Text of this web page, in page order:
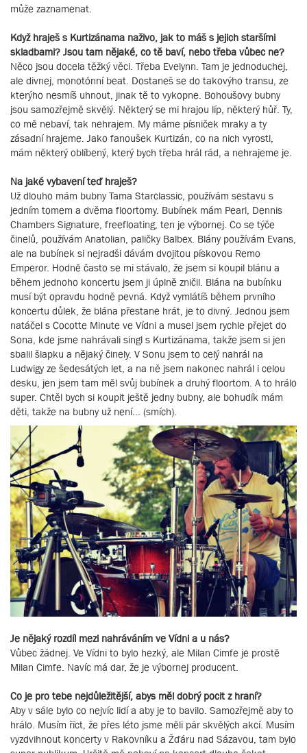
může zaznamenat.
Když hraješ s Kurtizánama naživo, jak to máš s jejich staršími
skladbami? Jsou tam nějaké, co tě baví, nebo třeba vůbec ne?
Něco jsou docela těžký věci. Třeba Evelynn. Tam je jednoduchej,
ale divnej, monotónní beat. Dostaneš se do takovýho transu, ze
kterýho nesmíš uhnout, jinak tě to vykopne. Bohoušovy bubny
jsou samozřejmě skvělý. Některý se mi hrajou líp, některý hůř. Ty,
co mě nebaví, tak nehrajem. My máme písniček mraky a ty
zásadní hrajeme. Jako fanoušek Kurtizán, co na nich vyrostl,
mám některý oblíbený, který bych třeba hrál rád, a nehrajeme je.
Na jaké vybavení teď hraješ?
Už dlouho mám bubny Tama Starclassic, používám sestavu s
jedním tomem a dvěma floortomy. Bubínek mám Pearl, Dennis
Chambers Signature, freefloating, ten je výbornej. Co se týče
činelů, používám Anatolian, paličky Balbex. Blány používám Evans,
ale na bubínek si nejradši dávám dvojitou pískovou Remo
Emperor. Hodně často se mi stávalo, že jsem si koupil blánu a
během jednoho koncertu jsem ji úplně zničil. Blána na bubínku
musí být opravdu hodně pevná. Když vymlátíš během prvního
koncertu důlek, že blána přestane hrát, je to divný. Jednou jsem
natáčel s Cocotte Minute ve Vídni a musel jsem rychle přejet do
Sona, kde jsme nahrávali singl s Kurtizánama, takže jsem si jen
sbalil šlapku a nějaký činely. V Sonu jsem to celý nahrál na
Ludwigy ze šedesátých let, a na ně jsem nakonec nahrál i celou
desku, jen jsem tam měl svůj bubínek a druhý floortom. A to hrálo
super. Chtěl bych si koupit ještě jedny bubny, ale bohudík mám
děti, takže na bubny už není... (smích).
Je nějaký rozdíl mezi nahráváním ve Vídni a u nás?
Vůbec žádnej. Ve Vídni to bylo hezký, ale Milan Cimfe je prostě
Milan Cimfe. Navíc má dar, že je výbornej producent.
Co je pro tebe nejdůležitější, abys měl dobrý pocit z hraní?
Aby v sále bylo co nejvíc lidí a aby je to bavilo. Samozřejmě aby to
hrálo. Musím říct, že přes léto jsme měli pár skvělých akcí. Musím
vyzdvihnout koncerty v Rakovníku a Žďáru nad Sázavou, tam bylo